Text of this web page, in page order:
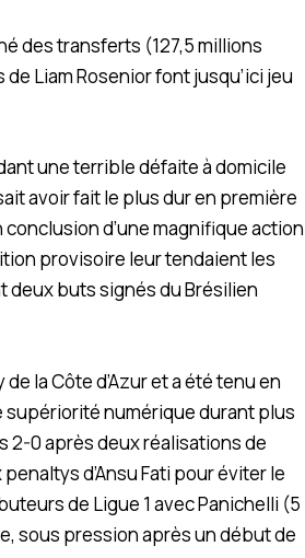
des transferts (127,5 millions
Liam Rosenior font jusqu’ici jeu
une terrible défaite à domicile
avoir fait le plus dur en première
d’une magnifique action
provisoire leur tendaient les
deux buts signés du Brésilien
la Côte d’Azur et a été tenu en
supériorité numérique durant plus
2-0 après deux réalisations de
d’Ansu Fati pour éviter le
de Ligue 1 avec Panichelli (5
sous pression après un début de